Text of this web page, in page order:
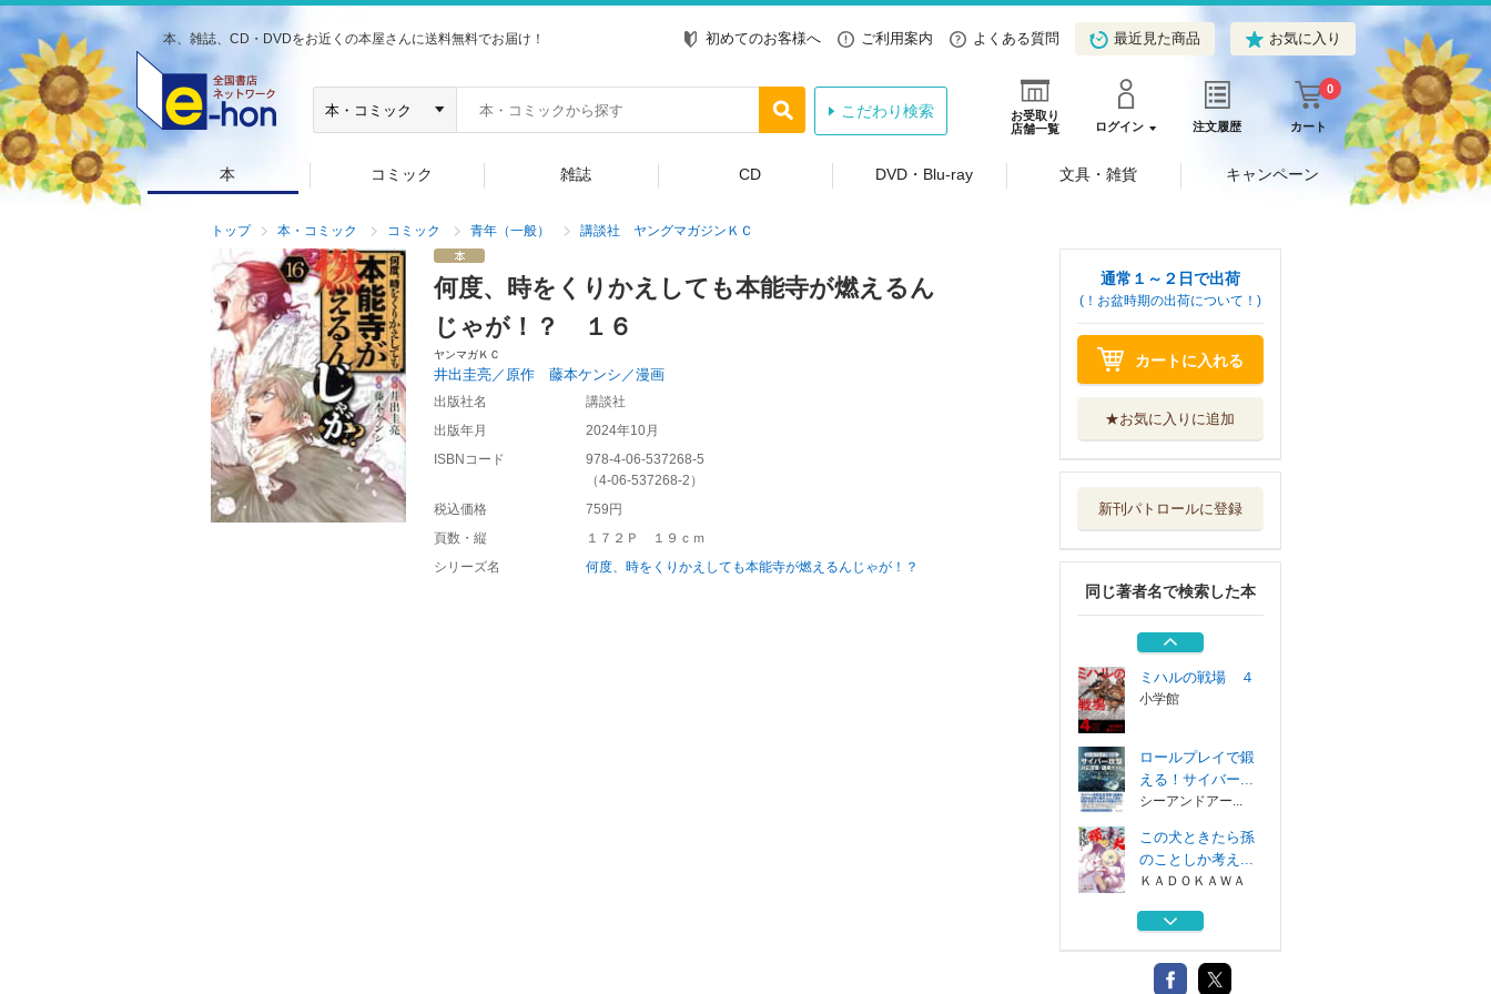
本、雑誌、CD・DVDをお近くの本屋さんに送料無料でお届け！ 初めてのお客様へ ご利用案内 よくある質問 最近見た商品 お気に入り
お受取り
店舗一覧
ログイン 注文履歴 カート
0
こだわり検索
本 コミック 雑誌 CD DVD・Blu-ray 文具・雑貨 キャンペーン
トップ 本・コミック コミック 青年（一般） 講談社 ヤングマガジンＫＣ
何度、時をくりかえしても本能寺が燃えるん
じゃが！？ １６
ヤンマガＫＣ
井出圭亮／原作 藤本ケンシ／漫画
出版社名
講談社
出版年月
2024年10月
ISBNコード
978-4-06-537268-5
（4-06-537268-2 ）
税込価格
759円
頁数・縦
１７２Ｐ １９ｃｍ
シリーズ名
何度、時をくりかえしても本能寺が燃えるんじゃが！？
通常１～２日で出荷
(！お盆時期の出荷について！)
カートに入れる
★お気に入りに追加
新刊パトロールに登録
同じ著者名で検索した本
この犬ときたら孫
のことしか考え...
ミハルの戦場 ３
フォーロン・ホー
プ 警視庁抜刀...
ヒーローズ
ミハルの戦場 ４
小学館
ロールプレイで鍛
える！サイバー...
シーアンドアー...
この犬ときたら孫
のことしか考え...
ＫＡＤＯＫＡＷＡ
ミハルの戦場 ３